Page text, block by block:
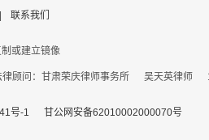
联系我们
或建立镜像
律顾问：甘肃荣庆律师事务所 吴天英律师
号-1 甘公网安备62010002000070号